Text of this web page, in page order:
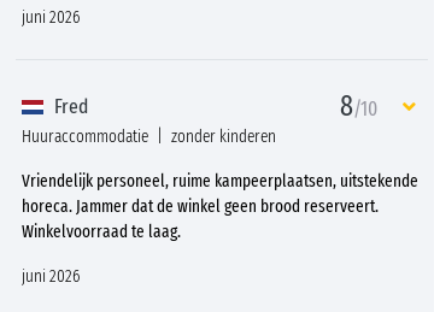
juni 2026
Fred 8/10
Huuraccommodatie zonder kinderen
Vriendelijk personeel, ruime kampeerplaatsen, uitstekende
horeca. Jammer dat de winkel geen brood reserveert.
Winkelvoorraad te laag.
juni 2026